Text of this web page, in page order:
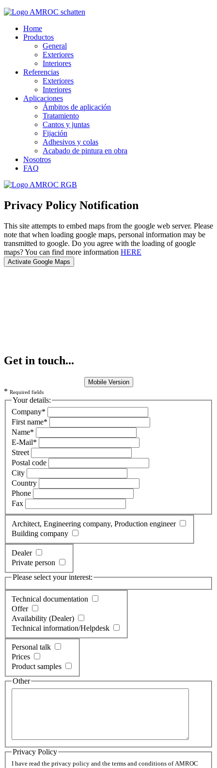
Home
Productos
General
Exteriores
Interiores
Referencias
Exteriores
Interiores
Aplicaciones
Ámbitos de aplicación
Tratamiento
Cantos y juntas
Fijación
Adhesivos y colas
Acabado de pintura en obra
Nosotros
FAQ
Privacy Policy Notification
This site attempts to embed maps from the google web server. Please
note that when loading google maps, personal information may be
transmitted to google. Do you agree with the loading of google
maps? You can find more information HERE
Get in touch...
Mobile Version
* Required fields
Your details:
Company*
First name*
Name*
E-Mail*
Street
Postal code
City
Country
Phone
Fax
Architect, Engineering company, Production engineer
Building company
Dealer
Private person
Please select your interest:
Technical documentation
Offer
Availability (Dealer)
Technical information/Helpdesk
Personal talk
Prices
Product samples
Other
Privacy Policy
I have read the privacy policy and the terms and conditions of AMROC